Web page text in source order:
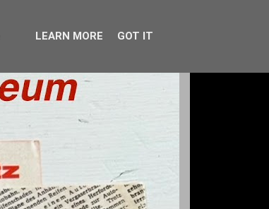
LEARN MORE GOT IT